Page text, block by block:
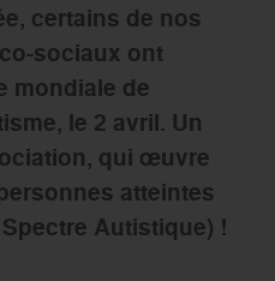
certains de nos
sociaux ont
mondiale de
le 2 avril. Un
qui œuvre
atteintes
Autistique) !